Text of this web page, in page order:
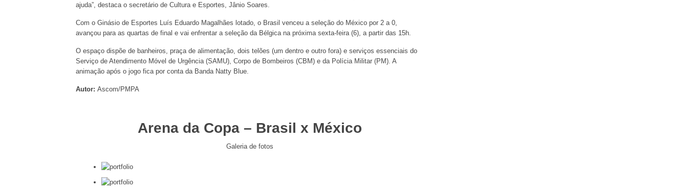
ajuda”, destaca o secretário de Cultura e Esportes, Jânio Soares.
Com o Ginásio de Esportes Luís Eduardo Magalhães lotado, o Brasil venceu a seleção do México por 2 a 0,
avançou para as quartas de final e vai enfrentar a seleção da Bélgica na próxima sexta-feira (6), a partir das 15h.
O espaço dispõe de banheiros, praça de alimentação, dois telões (um dentro e outro fora) e serviços essenciais do
Serviço de Atendimento Móvel de Urgência (SAMU), Corpo de Bombeiros (CBM) e da Polícia Militar (PM). A
animação após o jogo fica por conta da Banda Natty Blue.
Autor: Ascom/PMPA
Arena da Copa – Brasil x México
Galeria de fotos